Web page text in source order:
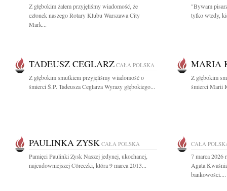
Z głębokim żalem przyjęliśmy wiadomość, że
członek naszego Rotary Klubu Warszawa City
Mark...
"Bywam
tylko wtedy,
TADEUSZ CEGLARZ CAŁA POLSKA
Z głębokim smutkiem przyjęliśmy wiadomość o
śmierci Ś.P. Tadeusza Ceglarza Wyrazy głębokiego...
MARIA
Z głębokim
śmierci Marii
PAULINKA ZYSK CAŁA POLSKA
Pamięci Paulinki Zysk Naszej jedynej, ukochanej,
najcudowniejszej Córeczki, która 9 marca 2013...
CAŁA
7 marca 2026
Agata
bankowości....